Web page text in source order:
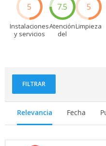
5
Instalaciones
y servicios
7.5
Atención
del
5
Limpieza
FILTRAR
Relevancia Fecha